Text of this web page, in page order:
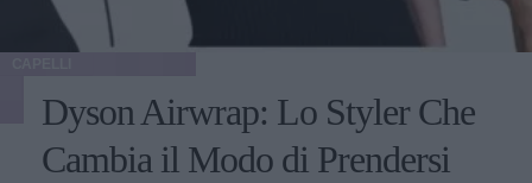
Dyson Airwrap: Lo Styler Che
Cambia il Modo di Prendersi